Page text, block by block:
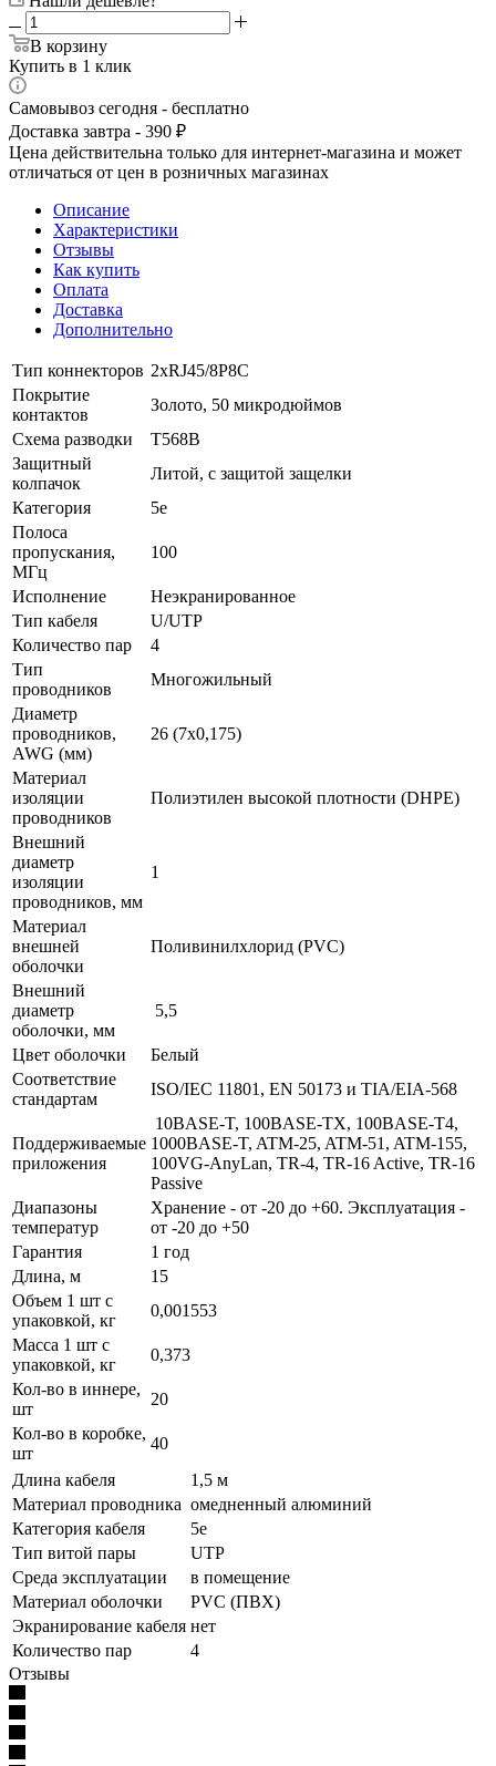
В корзину
Купить в 1 клик
Самовывоз сегодня - бесплатно
Доставка завтра - 390 ₽
Цена действительна только для интернет-магазина и может
отличаться от цен в розничных магазинах
Описание
Характеристики
Отзывы
Как купить
Оплата
Доставка
Дополнительно
Тип коннекторов 2xRJ45/8P8C
Покрытие
контактов
Золото, 50 микродюймов
Схема разводки
T568B
Защитный
колпачок
Литой, с защитой защелки
Категория
5e
Полоса
пропускания,
МГц
100
Исполнение
Неэкранированное
Тип кабеля
U/UTP
Количество пар
4
Тип
проводников
Многожильный
Диаметр
проводников,
AWG (мм)
26 (7x0,175)
Материал
изоляции
проводников
Полиэтилен высокой плотности (DHPE)
Внешний
диаметр
изоляции
проводников, мм
1
Материал
внешней
оболочки
Поливинилхлорид (PVC)
Внешний
диаметр
оболочки, мм
5,5
Цвет оболочки
Белый
Соответствие
стандартам
ISO/IEC 11801, EN 50173 и TIA/EIA-568
Поддерживаемые
приложения
10BASE-T, 100BASE-TX, 100BASE-T4,
1000BASE-T, ATM-25, ATM-51, ATM-155,
100VG-AnyLan, TR-4, TR-16 Active, TR-16
Passive
Диапазоны
температур
Хранение - от -20 до +60. Эксплуатация -
от -20 до +50
Гарантия
1 год
Длина, м
15
Объем 1 шт с
упаковкой, кг
0,001553
Масса 1 шт с
упаковкой, кг
0,373
Кол-во в иннере,
шт
20
Кол-во в коробке,
шт
40
Длина кабеля
1,5 м
Материал проводника омедненный алюминий
Категория кабеля
5e
Тип витой пары
UTP
Среда эксплуатации
в помещение
Материал оболочки
PVC (ПВХ)
Экранирование кабеля нет
Количество пар
4
Отзывы